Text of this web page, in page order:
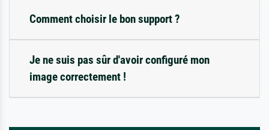
Comment choisir le bon support ?
Je ne suis pas sûr d'avoir configuré mon
image correctement !